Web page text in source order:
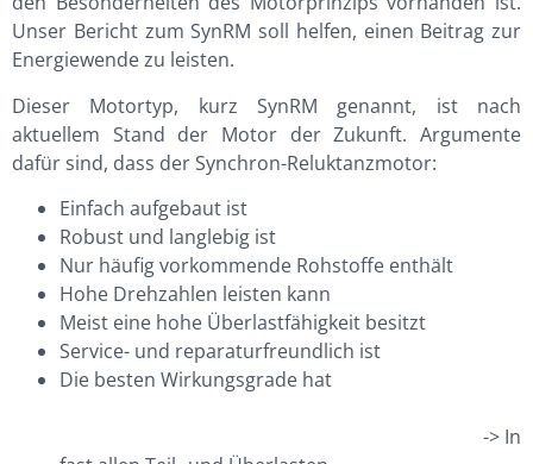
Unser Bericht zum SynRM soll helfen, einen Beitrag zur
Energiewende zu leisten.
Dieser Motortyp, kurz SynRM genannt, ist nach
aktuellem Stand der Motor der Zukunft. Argumente
dafür sind, dass der Synchron-Reluktanzmotor:
Einfach aufgebaut ist
Robust und langlebig ist
Nur häufig vorkommende Rohstoffe enthält
Hohe Drehzahlen leisten kann
Meist eine hohe Überlastfähigkeit besitzt
Service- und reparaturfreundlich ist
Die besten Wirkungsgrade hat
-> In